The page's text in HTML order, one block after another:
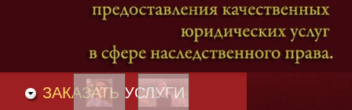
и Вакансии
ЗАКАЗАТЬ УСЛУГИ